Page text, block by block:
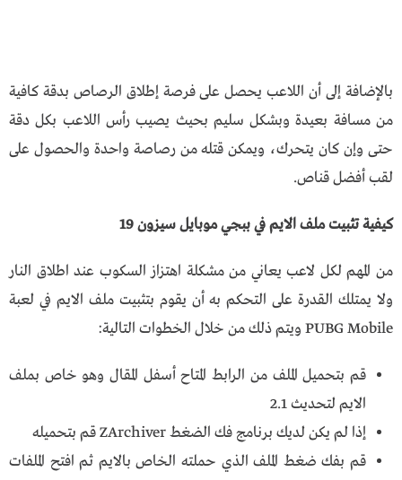
بالإضافة إلى أن اللاعب يحصل على فرصة إطلاق الرصاص بدقة كافية
من مسافة بعيدة وبشكل سليم بحيث يصيب رأس اللاعب بكل دقة
حتى وإن كان يتحرك، ويمكن قتله من رصاصة واحدة والحصول على
لقب أفضل قناص.
كيفية تثبيت ملف الايم في ببجي موبايل سيزون 19
من المهم لكل لاعب يعاني من مشكلة اهتزاز السكوب عند اطلاق النار
ولا يمتلك القدرة على التحكم به أن يقوم بتثبيت ملف الايم في لعبة
PUBG Mobile ويتم ذلك من خلال الخطوات التالية:
قم بتحميل الملف من الرابط المتاح أسفل المقال وهو خاص بملف
الايم لتحديث 2.1
إذا لم يكن لديك برنامج فك الضغط ZArchiver قم بتحميله
قم بفك ضغط الملف الذي حملته الخاص بالايم ثم افتح الملفات